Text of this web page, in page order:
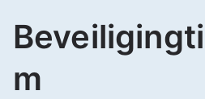
naar
inhoud
m